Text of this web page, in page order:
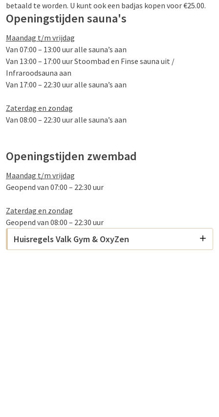
betaald te worden. U kunt ook een badjas kopen voor €25.00.
Openingstijden sauna's
Maandag t/m vrijdag
Van 07:00 – 13:00 uur alle sauna’s aan
Van 13:00 – 17:00 uur Stoombad en Finse sauna uit /
Infraroodsauna aan
Van 17:00 – 22:30 uur alle sauna’s aan
Zaterdag en zondag
Van 08:00 – 22:30 uur alle sauna’s aan
Openingstijden zwembad
Maandag t/m vrijdag
Geopend van 07:00 – 22:30 uur
Zaterdag en zondag
Geopend van 08:00 – 22:30 uur
Huisregels Valk Gym & OxyZen